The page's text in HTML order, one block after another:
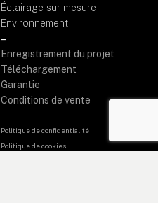
Éclairage sur mesure
Environnement
–
Enregistrement du projet
Téléchargement
Garantie
Conditions de vente
Politique de confidentialité
Politique de cookies